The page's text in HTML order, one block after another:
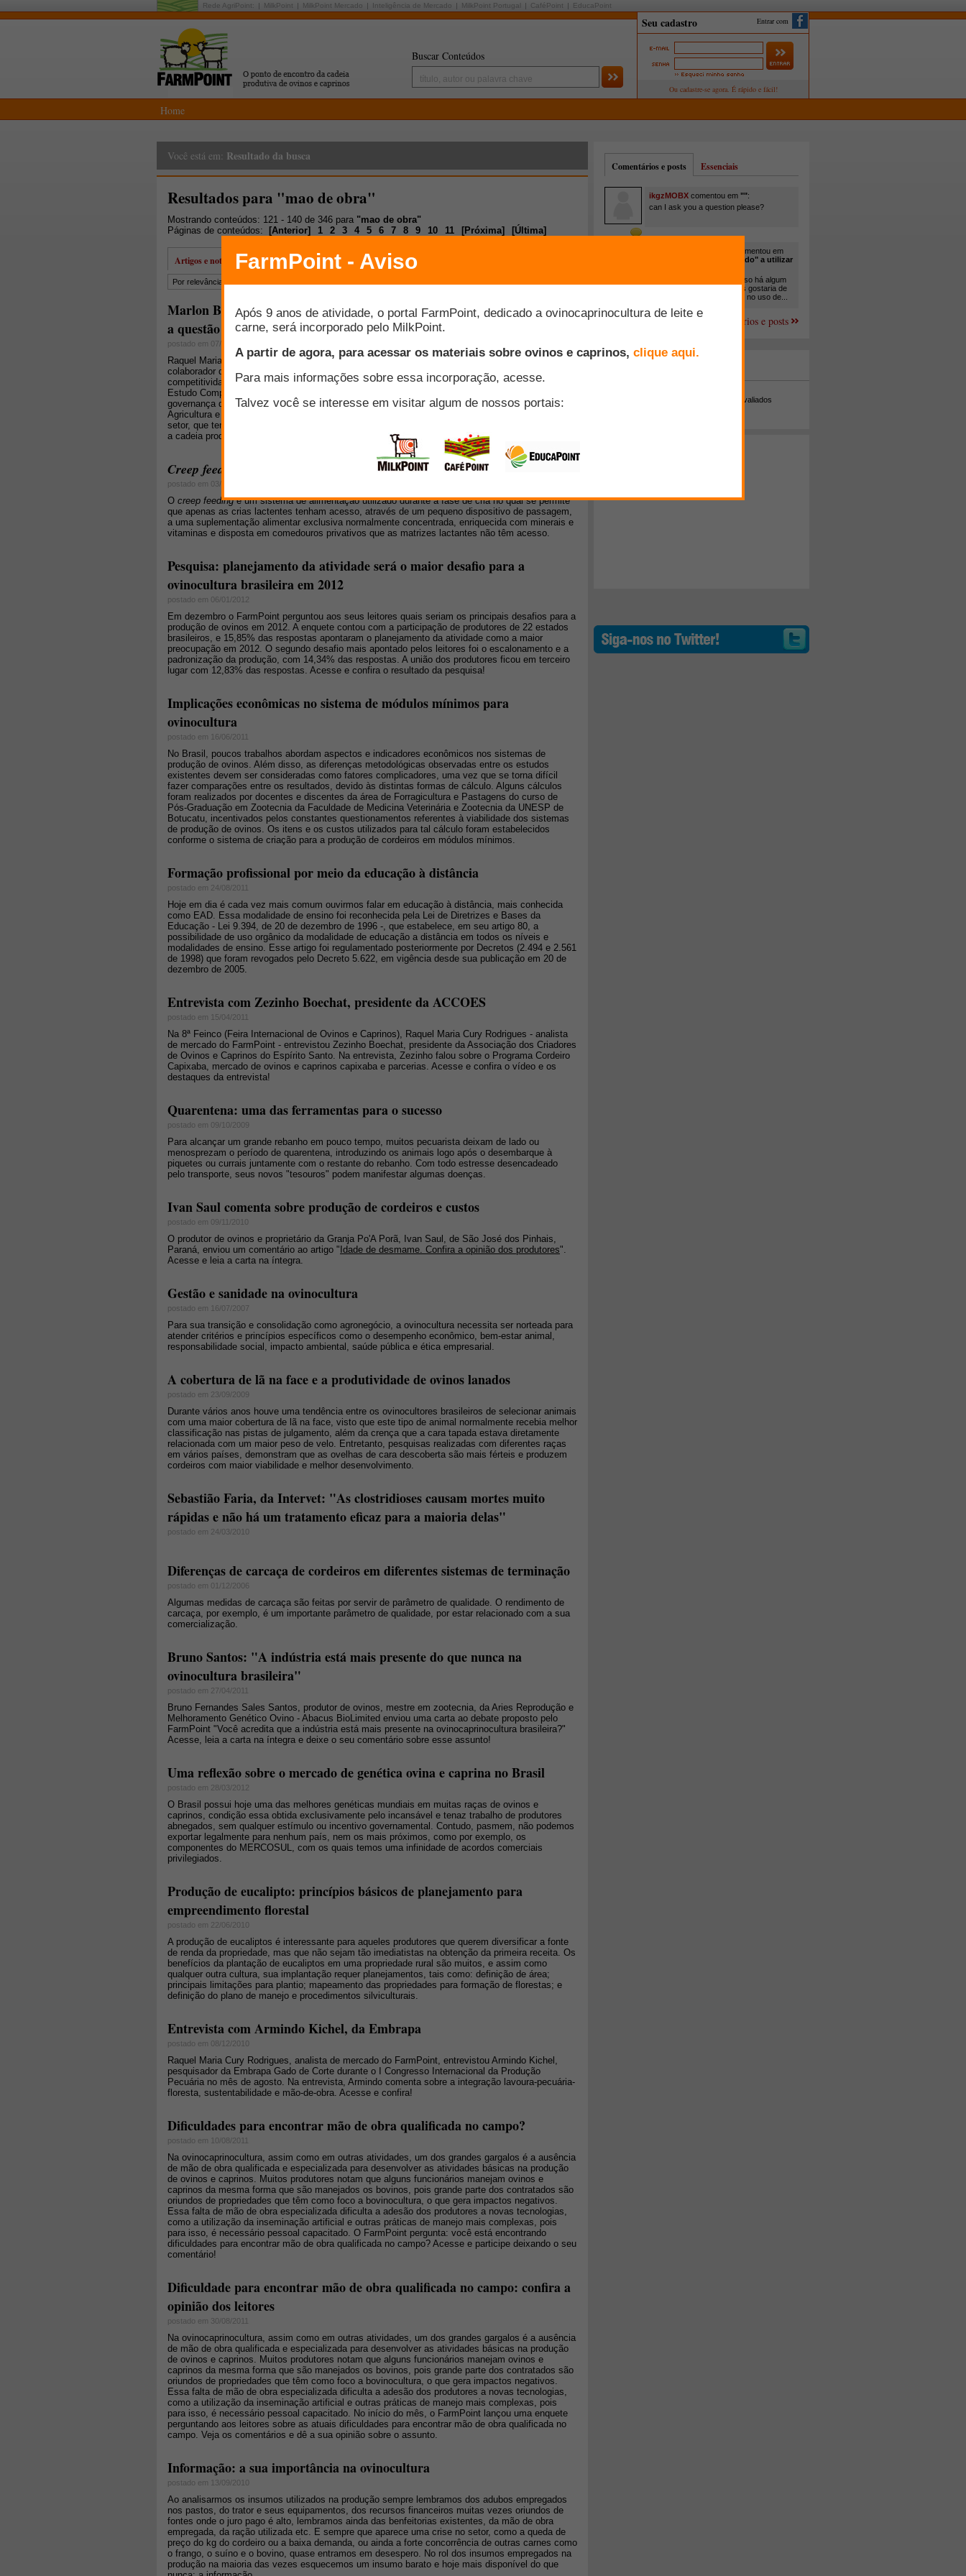
Rede AgriPoint: MilkPoint MilkPoint Mercado Inteligência de Mercado MilkPoint Portugal CaféPoint EducaPoint
Buscar Conteúdos
Entrar com
Home
Você está em: Resultado da busca
Resultados para "mao de obra"
Mostrando conteúdos: 121 - 140 de 346 para "mao de obra"
Páginas de conteúdos:
[Anterior] 1 2 3 4 5 6 7 8 9 10 11 [Próxima] [Última]
Artigos e notícias
Por relevância
Marlon Brisola: "o que vimos de mais gritante na ovinocaprinocultura é
a questão da governança e a necessidade de organização do setor"
postado em 07/07/2011
Raquel Maria Cury Rodrigues, analista de mercado do FarmPoint, entrevistou o pesquisador
colaborador da Universidade de Brasília (UnB) e integrante do Grupo de Estudos sobre
competitividade e sustentabilidade, Marlon Vinícius Brisola. Ele também é desenvolvedor do
Estudo Complexo do Agronegócio de Ovinos e Caprinos, um trabalho de estruturação e
governança da ovinocaprinocultura que também contou com o apoio da Confederação da
Agricultura e Pecuária do Brasil (CNA). Na semana passada foi apresentado um diagnóstico do
setor, que tem o objetivo de contribuir para o encaminhamento das propostas que visam fortalecer
a cadeia produtiva. Acesse e confira os destaques e o áudio da entrevista!
Creep feeding - uma estratégia de suplementação
postado em 03/02/2010
O creep feedingé um sistema de alimentação utilizado durante a fase de cria no qual se permite
que apenas as crias lactentes tenham acesso, através de um pequeno dispositivo de passagem,
a uma suplementação alimentar exclusiva normalmente concentrada, enriquecida com minerais e
vitaminas e disposta em comedouros privativos que as matrizes lactantes não têm acesso.
Pesquisa: planejamento da atividade será o maior desafio para a
ovinocultura brasileira em 2012
postado em 06/01/2012
Em dezembro o FarmPoint perguntou aos seus leitores quais seriam os principais desafios para a
produção de ovinos em 2012. A enquete contou com a participação de produtores de 22 estados
brasileiros, e 15,85% das respostas apontaram o planejamento da atividade como a maior
preocupação em 2012. O segundo desafio mais apontado pelos leitores foi o escalonamento e a
padronização da produção, com 14,34% das respostas. A união dos produtores ficou em terceiro
lugar com 12,83% das respostas. Acesse e confira o resultado da pesquisa!
Implicações econômicas no sistema de módulos mínimos para
ovinocultura
postado em 16/06/2011
No Brasil, poucos trabalhos abordam aspectos e indicadores econômicos nos sistemas de
produção de ovinos. Além disso, as diferenças metodológicas observadas entre os estudos
existentes devem ser consideradas como fatores complicadores, uma vez que se torna difícil
fazer comparações entre os resultados, devido às distintas formas de cálculo. Alguns cálculos
foram realizados por docentes e discentes da área de Forragicultura e Pastagens do curso de
Pós-Graduação em Zootecnia da Faculdade de Medicina Veterinária e Zootecnia da UNESP de
Botucatu, incentivados pelos constantes questionamentos referentes à viabilidade dos sistemas
de produção de ovinos. Os itens e os custos utilizados para tal cálculo foram estabelecidos
conforme o sistema de criação para a produção de cordeiros em módulos mínimos.
Formação profissional por meio da educação à distância
postado em 24/08/2011
Hoje em dia é cada vez mais comum ouvirmos falar em educação à distância, mais conhecida
como EAD. Essa modalidade de ensino foi reconhecida pela Lei de Diretrizes e Bases da
Educação - Lei 9.394, de 20 de dezembro de 1996 -, que estabelece, em seu artigo 80, a
possibilidade de uso orgânico da modalidade de educação a distância em todos os níveis e
modalidades de ensino. Esse artigo foi regulamentado posteriormente por Decretos (2.494 e 2.561
de 1998) que foram revogados pelo Decreto 5.622, em vigência desde sua publicação em 20 de
dezembro de 2005.
Entrevista com Zezinho Boechat, presidente da ACCOES
postado em 15/04/2011
Na 8ª Feinco (Feira Internacional de Ovinos e Caprinos), Raquel Maria Cury Rodrigues - analista
de mercado do FarmPoint - entrevistou Zezinho Boechat, presidente da Associação dos Criadores
de Ovinos e Caprinos do Espírito Santo. Na entrevista, Zezinho falou sobre o Programa Cordeiro
Capixaba, mercado de ovinos e caprinos capixaba e parcerias. Acesse e confira o vídeo e os
destaques da entrevista!
Quarentena: uma das ferramentas para o sucesso
postado em 09/10/2009
Para alcançar um grande rebanho em pouco tempo, muitos pecuarista deixam de lado ou
menosprezam o período de quarentena, introduzindo os animais logo após o desembarque à
piquetes ou currais juntamente com o restante do rebanho. Com todo estresse desencadeado
pelo transporte, seus novos "tesouros" podem manifestar algumas doenças.
Ivan Saul comenta sobre produção de cordeiros e custos
postado em 09/11/2010
O produtor de ovinos e proprietário da Granja Po'A Porã, Ivan Saul, de São José dos Pinhais,
Paraná, enviou um comentário ao artigo " Idade de desmame. Confira a opinião dos produtores".
Acesse e leia a carta na íntegra.
Gestão e sanidade na ovinocultura
postado em 16/07/2007
Para sua transição e consolidação como agronegócio, a ovinocultura necessita ser norteada para
atender critérios e princípios específicos como o desempenho econômico, bem-estar animal,
responsabilidade social, impacto ambiental, saúde pública e ética empresarial.
A cobertura de lã na face e a produtividade de ovinos lanados
postado em 23/09/2009
Durante vários anos houve uma tendência entre os ovinocultores brasileiros de selecionar animais
com uma maior cobertura de lã na face, visto que este tipo de animal normalmente recebia melhor
classificação nas pistas de julgamento, além da crença que a cara tapada estava diretamente
relacionada com um maior peso de velo. Entretanto, pesquisas realizadas com diferentes raças
em vários países, demonstram que as ovelhas de cara descoberta são mais férteis e produzem
cordeiros com maior viabilidade e melhor desenvolvimento.
Sebastião Faria, da Intervet: "As clostridioses causam mortes muito
rápidas e não há um tratamento eficaz para a maioria delas"
postado em 24/03/2010
Diferenças de carcaça de cordeiros em diferentes sistemas de terminação
postado em 01/12/2006
Algumas medidas de carcaça são feitas por servir de parâmetro de qualidade. O rendimento de
carcaça, por exemplo, é um importante parâmetro de qualidade, por estar relacionado com a sua
comercialização.
Bruno Santos: "A indústria está mais presente do que nunca na
ovinocultura brasileira"
postado em 27/04/2011
Bruno Fernandes Sales Santos, produtor de ovinos, mestre em zootecnia, da Aries Reprodução e
Melhoramento Genético Ovino - Abacus BioLimited enviou uma carta ao debate proposto pelo
FarmPoint "Você acredita que a indústria está mais presente na ovinocaprinocultura brasileira?"
Acesse, leia a carta na íntegra e deixe o seu comentário sobre esse assunto!
Uma reflexão sobre o mercado de genética ovina e caprina no Brasil
postado em 28/03/2012
O Brasil possui hoje uma das melhores genéticas mundiais em muitas raças de ovinos e
caprinos, condição essa obtida exclusivamente pelo incansável e tenaz trabalho de produtores
abnegados, sem qualquer estímulo ou incentivo governamental. Contudo, pasmem, não podemos
exportar legalmente para nenhum país, nem os mais próximos, como por exemplo, os
componentes do MERCOSUL, com os quais temos uma infinidade de acordos comerciais
privilegiados.
Produção de eucalipto: princípios básicos de planejamento para
empreendimento florestal
postado em 22/06/2010
A produção de eucaliptos é interessante para aqueles produtores que querem diversificar a fonte
de renda da propriedade, mas que não sejam tão imediatistas na obtenção da primeira receita. Os
benefícios da plantação de eucaliptos em uma propriedade rural são muitos, e assim como
qualquer outra cultura, sua implantação requer planejamentos, tais como: definição de área;
principais limitações para plantio; mapeamento das propriedades para formação de florestas; e
definição do plano de manejo e procedimentos silviculturais.
Entrevista com Armindo Kichel, da Embrapa
postado em 08/12/2010
Raquel Maria Cury Rodrigues, analista de mercado do FarmPoint, entrevistou Armindo Kichel,
pesquisador da Embrapa Gado de Corte durante o I Congresso Internacional da Produção
Pecuária no mês de agosto. Na entrevista, Armindo comenta sobre a integração lavoura-pecuária-
floresta, sustentabilidade e mão-de-obra. Acesse e confira!
Dificuldades para encontrar mão de obra qualificada no campo?
postado em 10/08/2011
Na ovinocaprinocultura, assim como em outras atividades, um dos grandes gargalos é a ausência
de mão de obra qualificada e especializada para desenvolver as atividades básicas na produção
de ovinos e caprinos. Muitos produtores notam que alguns funcionários manejam ovinos e
caprinos da mesma forma que são manejados os bovinos, pois grande parte dos contratados são
oriundos de propriedades que têm como foco a bovinocultura, o que gera impactos negativos.
Essa falta de mão de obra especializada dificulta a adesão dos produtores a novas tecnologias,
como a utilização da inseminação artificial e outras práticas de manejo mais complexas, pois
para isso, é necessário pessoal capacitado. O FarmPoint pergunta: você está encontrando
dificuldades para encontrar mão de obra qualificada no campo? Acesse e participe deixando o seu
comentário!
Dificuldade para encontrar mão de obra qualificada no campo: confira a
opinião dos leitores
postado em 30/08/2011
Na ovinocaprinocultura, assim como em outras atividades, um dos grandes gargalos é a ausência
de mão de obra qualificada e especializada para desenvolver as atividades básicas na produção
de ovinos e caprinos. Muitos produtores notam que alguns funcionários manejam ovinos e
caprinos da mesma forma que são manejados os bovinos, pois grande parte dos contratados são
oriundos de propriedades que têm como foco a bovinocultura, o que gera impactos negativos.
Essa falta de mão de obra especializada dificulta a adesão dos produtores a novas tecnologias,
como a utilização da inseminação artificial e outras práticas de manejo mais complexas, pois
para isso, é necessário pessoal capacitado. No início do mês, o FarmPoint lançou uma enquete
perguntando aos leitores sobre as atuais dificuldades para encontrar mão de obra qualificada no
campo. Veja os comentários e dê a sua opinião sobre o assunto.
Informação: a sua importância na ovinocultura
postado em 13/09/2010
Ao analisarmos os insumos utilizados na produção sempre lembramos dos adubos empregados
nos pastos, do trator e seus equipamentos, dos recursos financeiros muitas vezes oriundos de
fontes onde o juro pago é alto, lembramos ainda das benfeitorias existentes, da mão de obra
empregada, da ração utilizada etc. E sempre que aparece uma crise no setor, como a queda de
preço do kg do cordeiro ou a baixa demanda, ou ainda a forte concorrência de outras carnes como
o frango, o suíno e o bovino, quase entramos em desespero. No rol dos insumos empregados na
produção na maioria das vezes esquecemos um insumo barato e hoje mais disponível do que
Comentários e posts Essenciais
ikgzMOBX comentou em "":
can I ask you a question please?
comentou em
"Você está sendo "obrigado" a utilizar
Em minha propriedade, já uso há algum
tempo cana com ureia, mas gostaria de
um melhor aprofundamento no uso de...
Mais comentários e posts
Melhor avaliados